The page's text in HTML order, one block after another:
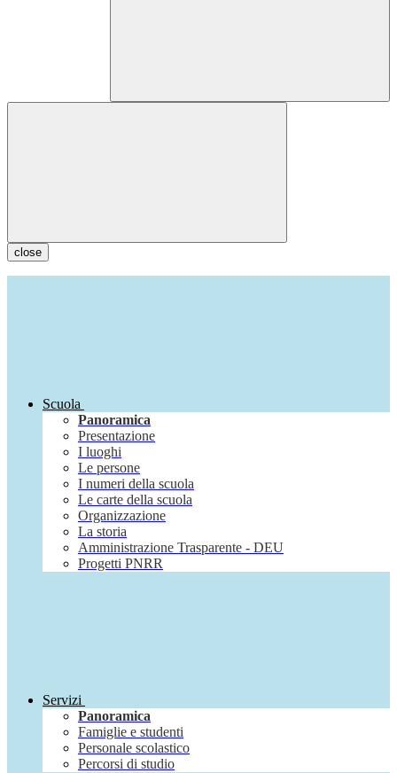
close
Scuola
Panoramica
Presentazione
I luoghi
Le persone
I numeri della scuola
Le carte della scuola
Organizzazione
La storia
Amministrazione Trasparente - DEU
Progetti PNRR
Servizi
Panoramica
Famiglie e studenti
Personale scolastico
Percorsi di studio